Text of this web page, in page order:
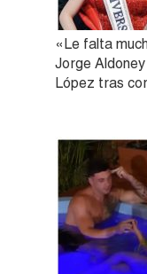
«Le falta
Jorge
López tras